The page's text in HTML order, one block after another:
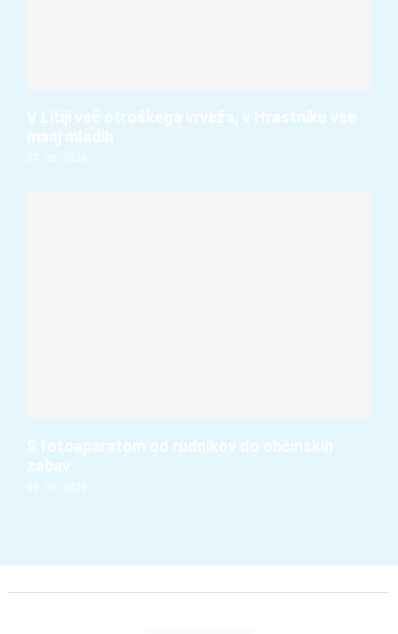
V Litiji več otroškega vrveža, v Hrastniku vse
manj mladih
07. 08. 2026
S fotoaparatom od rudnikov do občinskih
zabav
06. 08. 2026